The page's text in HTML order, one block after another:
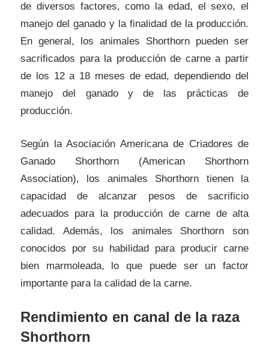
de diversos factores, como la edad, el sexo, el
manejo del ganado y la finalidad de la producción.
En general, los animales Shorthorn pueden ser
sacrificados para la producción de carne a partir
de los 12 a 18 meses de edad, dependiendo del
manejo del ganado y de las prácticas de
producción.
Según la Asociación Americana de Criadores de
Ganado Shorthorn (American Shorthorn
Association), los animales Shorthorn tienen la
capacidad de alcanzar pesos de sacrificio
adecuados para la producción de carne de alta
calidad. Además, los animales Shorthorn son
conocidos por su habilidad para producir carne
bien marmoleada, lo que puede ser un factor
importante para la calidad de la carne.
Rendimiento en canal de la raza
Shorthorn